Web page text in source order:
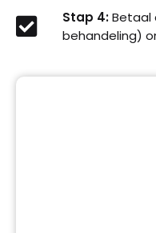
Stap 4:Betaal
behandeling)